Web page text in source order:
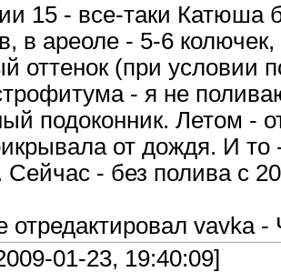
15 - все-таки Катюша
в ареоле - 5-6
оттенок (при условии
- я не
подоконник. Летом -
от дождя. И
Сейчас - без полива с
vavka-
01-23, 19:40:09]